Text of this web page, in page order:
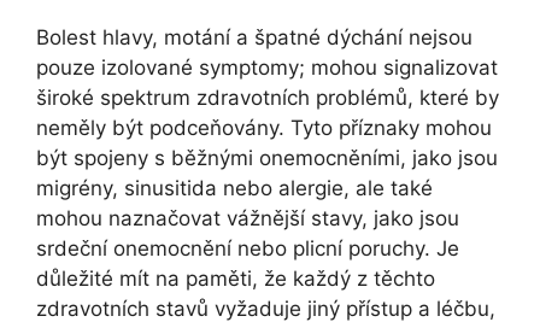
Bolest hlavy, motání a špatné dýchání nejsou
pouze izolované symptomy; mohou signalizovat
široké spektrum zdravotních problémů, které by
neměly být podceňovány. Tyto příznaky mohou
být spojeny s běžnými onemocněními, jako jsou
migrény, sinusitida nebo alergie, ale také
mohou naznačovat vážnější stavy, jako jsou
srdeční onemocnění nebo plicní poruchy. Je
důležité mít na paměti, že každý z těchto
zdravotních stavů vyžaduje jiný přístup a léčbu,